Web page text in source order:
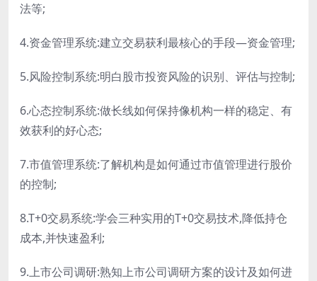
法等;
4.资金管理系统:建立交易获利最核心的手段―资金管理;
5.风险控制系统:明白股市投资风险的识别、评估与控制;
6.心态控制系统:做长线如何保持像机构一样的稳定、有
效获利的好心态;
7.市值管理系统:了解机构是如何通过市值管理进行股价
的控制;
8.T+0交易系统:学会三种实用的T+0交易技术,降低持仓
成本,并快速盈利;
9.上市公司调研:熟知上市公司调研方案的设计及如何进